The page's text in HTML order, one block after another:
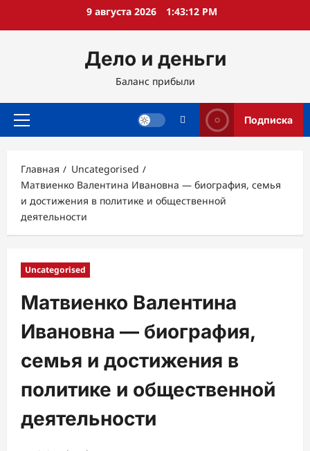
9 августа 2026 1:43:13 PM
Дело и деньги
Баланс прибыли
Основное
Подписка
Главная
Uncategorised
Матвиенко Валентина Ивановна — биография, семья
и достижения в политике и общественной
деятельности
Uncategorised
Матвиенко Валентина
Ивановна — биография,
семья и достижения в
политике и общественной
деятельности